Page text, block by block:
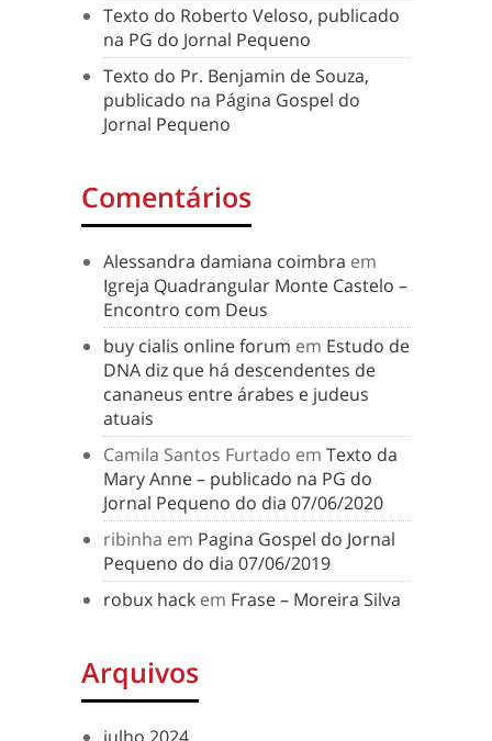
Texto do Roberto Veloso, publicado
na PG do Jornal Pequeno
Texto do Pr. Benjamin de Souza,
publicado na Página Gospel do
Jornal Pequeno
Comentários
Alessandra damiana coimbra em
Igreja Quadrangular Monte Castelo –
Encontro com Deus
buy cialis online forum em Estudo de
DNA diz que há descendentes de
cananeus entre árabes e judeus
atuais
Camila Santos Furtado em Texto da
Mary Anne – publicado na PG do
Jornal Pequeno do dia 07/06/2020
ribinha em Pagina Gospel do Jornal
Pequeno do dia 07/06/2019
robux hack em Frase – Moreira Silva
Arquivos